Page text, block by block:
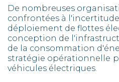
De nombreuses
confrontées à
déploiement de flottes
conception de
de la consommation
stratégie opérationnelle
véhicules électriques.